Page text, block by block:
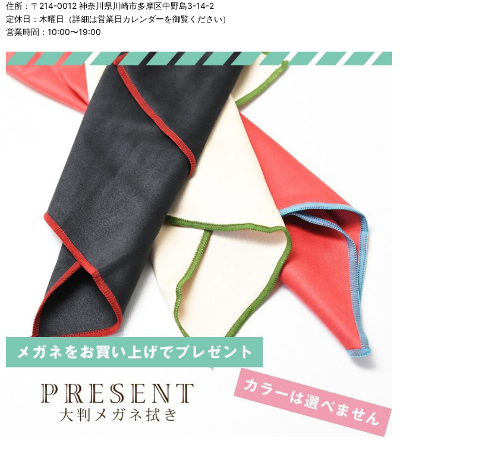
住所：〒214-0012 神奈川県川崎市多摩区中野島3-14-2
定休日：木曜日（詳細は営業日カレンダーを御覧ください）
営業時間：10:00〜19:00